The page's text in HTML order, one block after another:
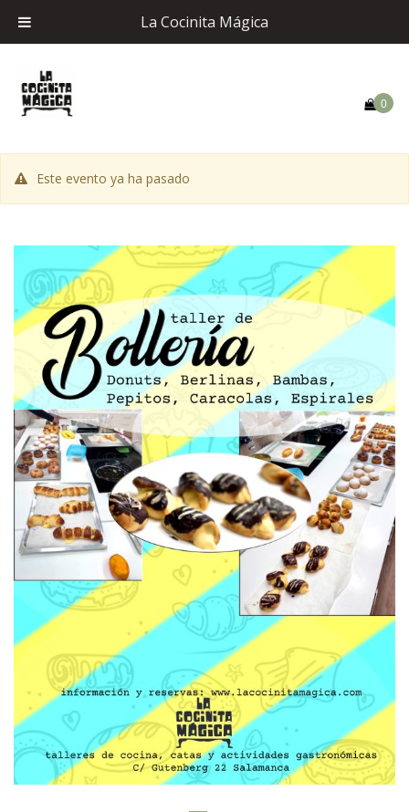
0
Este evento ya ha pasado
La Cocinita Mágica